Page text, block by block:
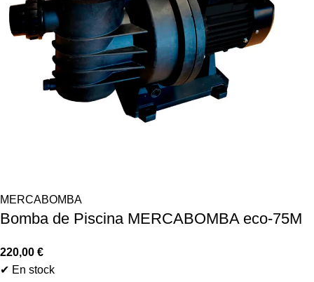
MERCABOMBA
Bomba de Piscina MERCABOMBA eco-75M
220,00 €
✔ En stock